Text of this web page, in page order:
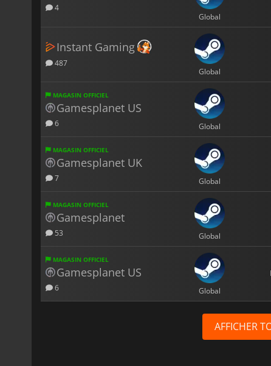
4
Global
Instant Gaming
487
Global
MAGASIN OFFICIEL
Gamesplanet US
6 Global
MAGASIN OFFICIEL
Gamesplanet UK
7 Global
MAGASIN OFFICIEL
Gamesplanet
53 Global
MAGASIN OFFICIEL
Gamesplanet US
6 Global
AFFICHER